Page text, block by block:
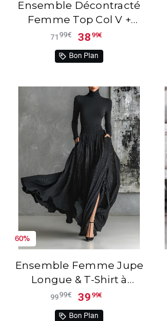
Ensemble Décontracté
Femme Top Col V +
Pantalon Eva™
71 99€ 38 99€
Bon Plan
60%
Ensemble Femme Jupe
Longue & T-Shirt à
Manches Longues
Michela™
9999€ 39 99€
Bon Plan